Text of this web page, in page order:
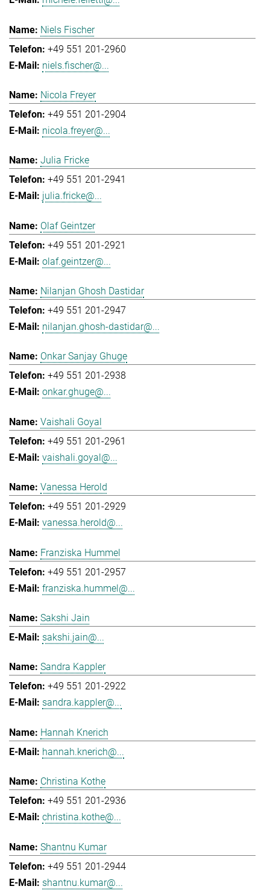
Niels Fischer
+49 551 201-2960
niels.fischer@...
Nicola Freyer
+49 551 201-2904
nicola.freyer@...
Julia Fricke
+49 551 201-2941
julia.fricke@...
Olaf Geintzer
+49 551 201-2921
olaf.geintzer@...
Nilanjan Ghosh Dastidar
+49 551 201-2947
nilanjan.ghosh-dastidar@...
Onkar Sanjay Ghuge
+49 551 201-2938
onkar.ghuge@...
Vaishali Goyal
+49 551 201-2961
vaishali.goyal@...
Vanessa Herold
+49 551 201-2929
vanessa.herold@...
Franziska Hummel
+49 551 201-2957
franziska.hummel@...
Sakshi Jain
sakshi.jain@...
Sandra Kappler
+49 551 201-2922
sandra.kappler@...
Hannah Knerich
hannah.knerich@...
Christina Kothe
+49 551 201-2936
christina.kothe@...
Shantnu Kumar
+49 551 201-2944
shantnu.kumar@...